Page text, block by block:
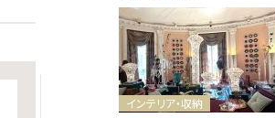
インテリア・収納